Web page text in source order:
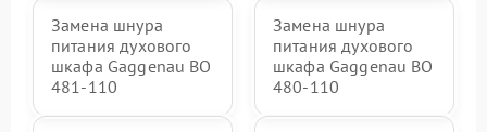
Замена шнура
питания духового
шкафа Gaggenau BO
481-110
Замена шнура
питания духового
шкафа Gaggenau BO
480-110